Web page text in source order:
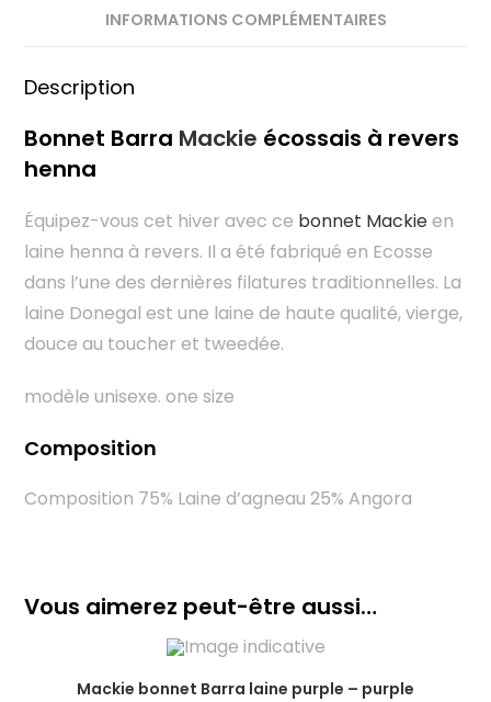
INFORMATIONS COMPLÉMENTAIRES
Description
Bonnet Barra Mackie écossais à revers
henna
Équipez-vous cet hiver avec ce bonnet Mackieen
laine henna à revers. Il a été fabriqué en Ecosse
dans l’une des dernières filatures traditionnelles. La
laine Donegal est une laine de haute qualité, vierge,
douce au toucher et tweedée.
modèle unisexe. one size
Composition
Composition 75% Laine d’agneau 25% Angora
Vous aimerez peut-être aussi…
Mackie bonnet Barra laine purple – purple